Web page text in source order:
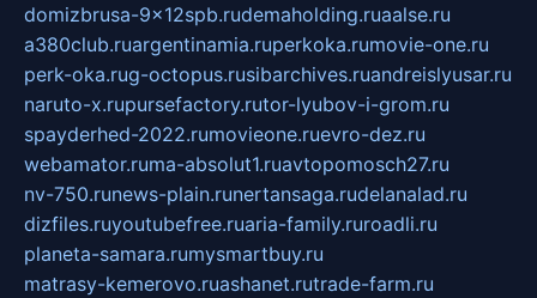
domizbrusa-9x12spb.rudemaholding.ruaalse.ru
a380club.ruargentinamia.ruperkoka.rumovie-one.ru
perk-oka.rug-octopus.rusibarchives.ruandreislyusar.ru
naruto-x.rupursefactory.rutor-lyubov-i-grom.ru
spayderhed-2022.rumovieone.ruevro-dez.ru
webamator.ruma-absolut1.ruavtopomosch27.ru
nv-750.runews-plain.runertansaga.rudelanalad.ru
dizfiles.ruyoutubefree.ruaria-family.ruroadli.ru
planeta-samara.rumysmartbuy.ru
matrasy-kemerovo.ruashanet.rutrade-farm.ru